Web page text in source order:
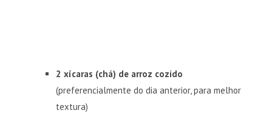
2 xícaras (chá) de arroz cozido
(preferencialmente do dia anterior, para melhor
textura)